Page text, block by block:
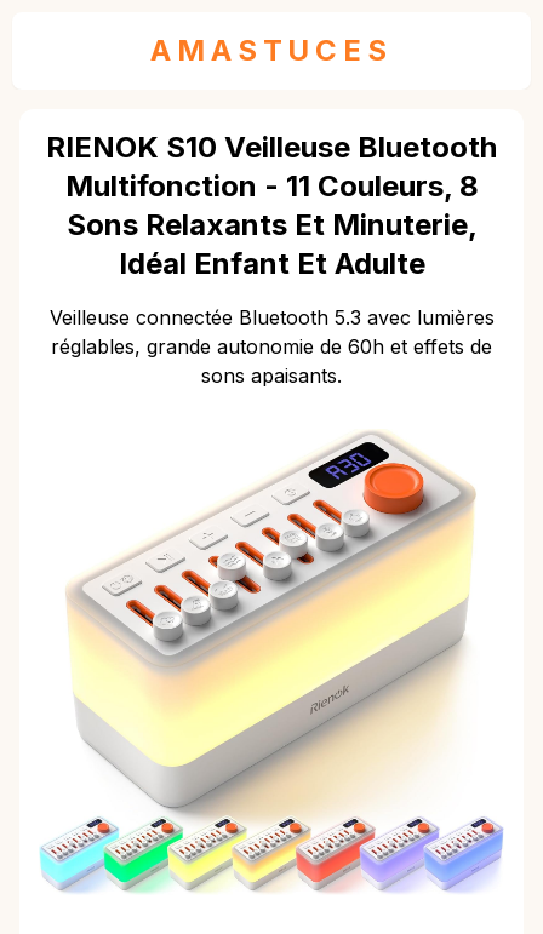
AMASTUCES
RIENOK S10 Veilleuse Bluetooth
Multifonction - 11 Couleurs, 8
Sons Relaxants Et Minuterie,
Idéal Enfant Et Adulte
Veilleuse connectée Bluetooth 5.3 avec lumières
réglables, grande autonomie de 60h et effets de
sons apaisants.